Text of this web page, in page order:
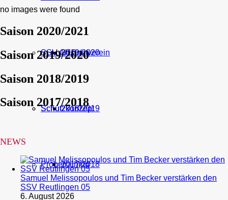
U10
Schutzkonzept
Probetraining
2019/2020
2018/2019
2017/2018
SSV Gesamtverein
Schutzkonzept
no images were found
Saison 2020/2021
Saison 2019/2020
Saison 2018/2019
Saison 2017/2018
NEWS
Samuel Melissopoulos und Tim Becker verstärken den
SSV Reutlingen 05
6. August 2026